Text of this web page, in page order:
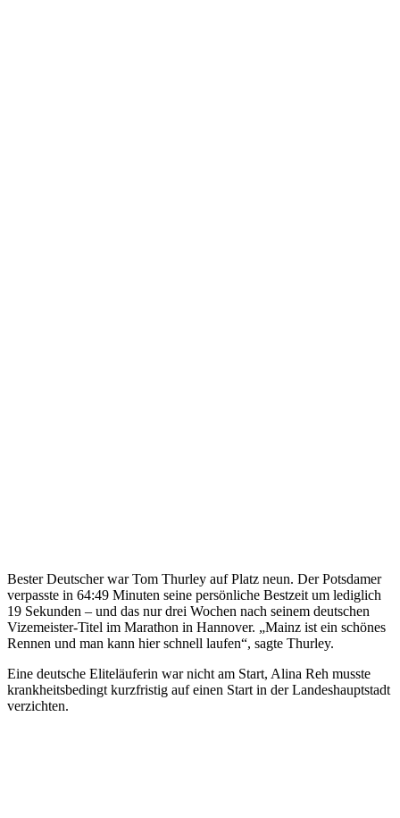
Bester Deutscher war Tom Thurley auf Platz neun. Der Potsdamer
verpasste in 64:49 Minuten seine persönliche Bestzeit um lediglich
19 Sekunden – und das nur drei Wochen nach seinem deutschen
Vizemeister-Titel im Marathon in Hannover. „Mainz ist ein schönes
Rennen und man kann hier schnell laufen“, sagte Thurley.
Eine deutsche Eliteläuferin war nicht am Start, Alina Reh musste
krankheitsbedingt kurzfristig auf einen Start in der Landeshauptstadt
verzichten.